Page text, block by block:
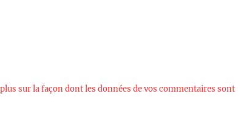
sur la façon dont les données de vos commentaires sont